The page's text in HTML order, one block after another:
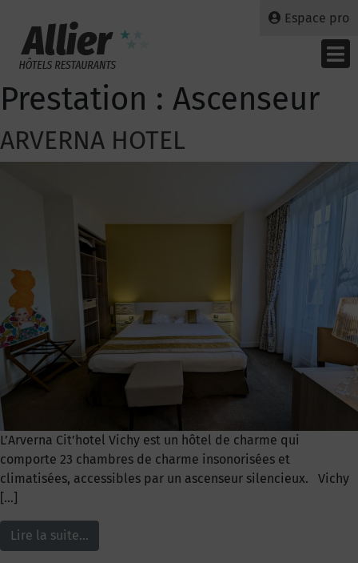
Espace pro
Prestation : Ascenseur
ARVERNA HOTEL
L’Arverna Cit’hotel Vichy est un hôtel de charme qui
comporte 23 chambres de charme insonorisées et
climatisées, accessibles par un ascenseur silencieux. Vichy
[…]
Lire la suite…